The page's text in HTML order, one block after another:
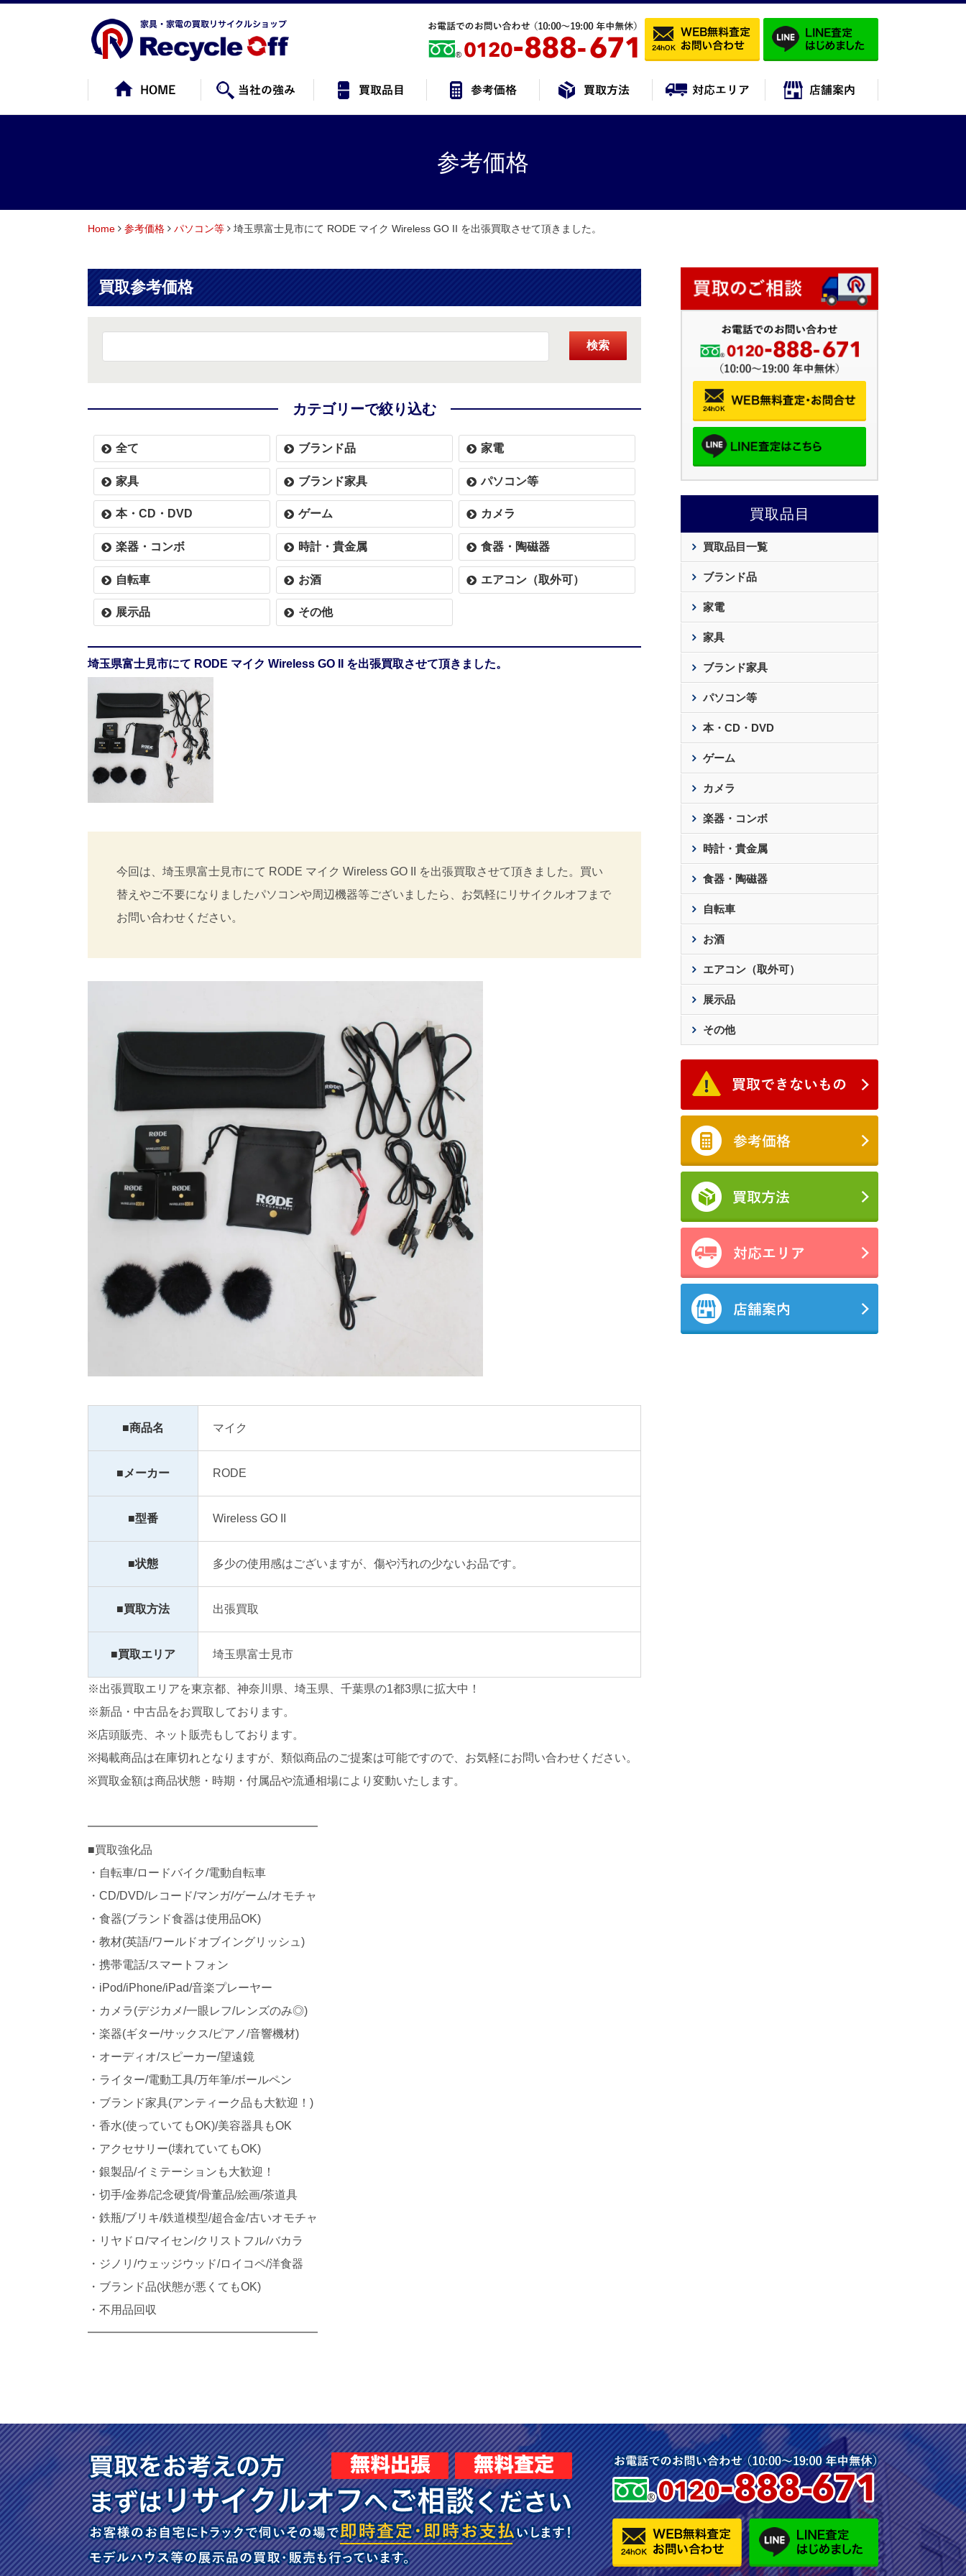
参考価格
Home 参考価格 パソコン等 埼玉県富士見市にて RODE マイク Wireless GO II を出張買取させて頂きました。
買取参考価格
検索
カテゴリーで絞り込む
全て ブランド品 家電
家具 ブランド家具 パソコン等
本・CD・DVD ゲーム カメラ
楽器・コンボ 時計・貴金属 食器・陶磁器
自転車 お酒 エアコン（取外可）
展示品 その他
埼玉県富士見市にて RODE マイク Wireless GO II を出張買取させて頂きました。
今回は、埼玉県富士見市にて RODE マイク Wireless GO II を出張買取させて頂きました。買い
替えやご不要になりましたパソコンや周辺機器等ございましたら、お気軽にリサイクルオフまで
お問い合わせください。
■商品名 マイク
■メーカー RODE
■型番 Wireless GO II
■状態 多少の使用感はございますが、傷や汚れの少ないお品です。
■買取方法 出張買取
■買取エリア 埼玉県富士見市
※出張買取エリアを東京都、神奈川県、埼玉県、千葉県の1都3県に拡大中！
※新品・中古品をお買取しております。
※店頭販売、ネット販売もしております。
※掲載商品は在庫切れとなりますが、類似商品のご提案は可能ですので、お気軽にお問い合わせください。
※買取金額は商品状態・時期・付属品や流通相場により変動いたします。
━━━━━━━━━━━━━━━━━━━━
■買取強化品
・自転車/ロードバイク/電動自転車
・CD/DVD/レコード/マンガ/ゲーム/オモチャ
・食器(ブランド食器は使用品OK)
・教材(英語/ワールドオブイングリッシュ)
・携帯電話/スマートフォン
・iPod/iPhone/iPad/音楽プレーヤー
・カメラ(デジカメ/一眼レフ/レンズのみ◎)
・楽器(ギター/サックス/ピアノ/音響機材)
・オーディオ/スピーカー/望遠鏡
・ライター/電動工具/万年筆/ボールペン
・ブランド家具(アンティーク品も大歓迎！)
・香水(使っていてもOK)/美容器具もOK
・アクセサリー(壊れていてもOK)
・銀製品/イミテーションも大歓迎！
・切手/金券/記念硬貨/骨董品/絵画/茶道具
・鉄瓶/ブリキ/鉄道模型/超合金/古いオモチャ
・リヤドロ/マイセン/クリストフル/バカラ
・ジノリ/ウェッジウッド/ロイコペ/洋食器
・ブランド品(状態が悪くてもOK)
・不用品回収
━━━━━━━━━━━━━━━━━━━━
買取品目
買取品目一覧
ブランド品
家電
家具
ブランド家具
パソコン等
本・CD・DVD
ゲーム
カメラ
楽器・コンボ
時計・貴金属
食器・陶磁器
自転車
お酒
エアコン（取外可）
展示品
その他